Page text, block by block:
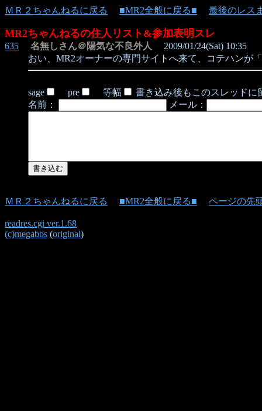
ＭＲ２ちゃんねるに戻る ■MR2全般に戻る■ 最後のレス
MR2ちゃんねるの住人リスト&参加表明スレ
635 名無しさん＠陽気な不良外人
2009/01/24(Sat) 10:35
おい、MR2オーナーの専門サイトへ来て、コテハンが
sage pre 等幅
書き込み後もこのスレッドに
名前：
メール：
ＭＲ２ちゃんねるに戻る ■MR2全般に戻る■ ページの先
readres.cgi ver.1.68
(c)megabbs (original)